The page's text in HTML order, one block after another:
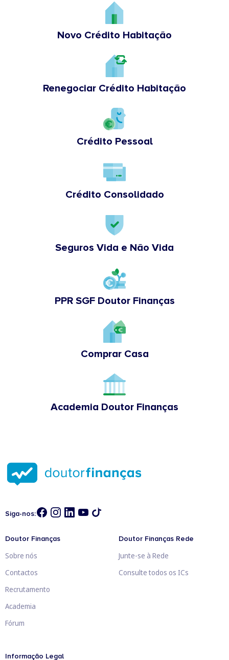
Novo Crédito Habitação
Renegociar Crédito Habitação
Crédito Pessoal
Crédito Consolidado
Seguros Vida e Não Vida
PPR SGF Doutor Finanças
Comprar Casa
Academia Doutor Finanças
Siga-nos:
Doutor Finanças
Sobre nós
Contactos
Recrutamento
Academia
Fórum
Doutor Finanças Rede
Junte-se à Rede
Consulte todos os ICs
Informação Legal